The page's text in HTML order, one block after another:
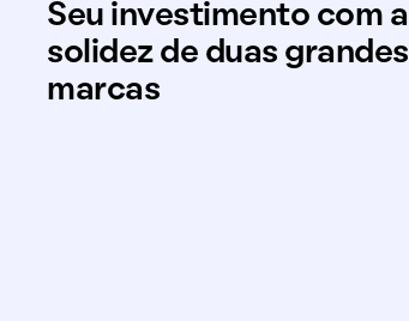
Seu investimento com a
solidez de duas grandes
marcas